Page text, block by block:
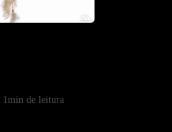
1min de leitura